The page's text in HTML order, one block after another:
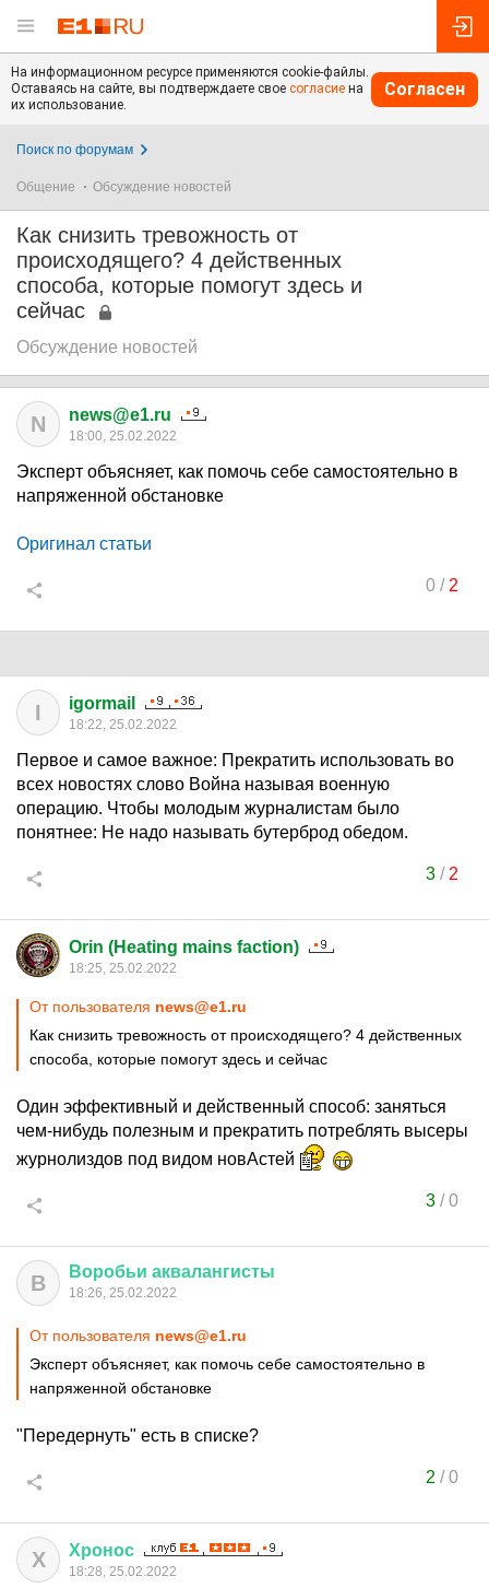
На информационном ресурсе применяются cookie-файлы.
Оставаясь на сайте, вы подтверждаете свое согласие на
их использование.
Согласен
Поиск по форумам
Общение Обсуждение новостей
Как снизить тревожность от
происходящего? 4 действенных
способа, которые помогут здесь и
сейчас
Обсуждение новостей
N news@e1.ru
18:00, 25.02.2022
Эксперт объясняет, как помочь себе самостоятельно в
напряженной обстановке
Оригинал статьи
0/ 2
I igormail
18:22, 25.02.2022
Первое и самое важное: Прекратить использовать во
всех новостях слово Война называя военную
операцию. Чтобы молодым журналистам было
понятнее: Не надо называть бутерброд обедом.
3/ 2
Orin (Heating mains faction)
18:25, 25.02.2022
От пользователя news@e1.ru
Как снизить тревожность от происходящего? 4 действенных
способа, которые помогут здесь и сейчас
Один эффективный и действенный способ: заняться
чем-нибудь полезным и прекратить потреблять высеры
журнолиздов под видом новАстей
3/0
В Воробьи аквалангисты
18:26, 25.02.2022
От пользователя news@e1.ru
Эксперт объясняет, как помочь себе самостоятельно в
напряженной обстановке
"Передернуть" есть в списке?
2 /0
Х Хронос
18:28, 25.02.2022